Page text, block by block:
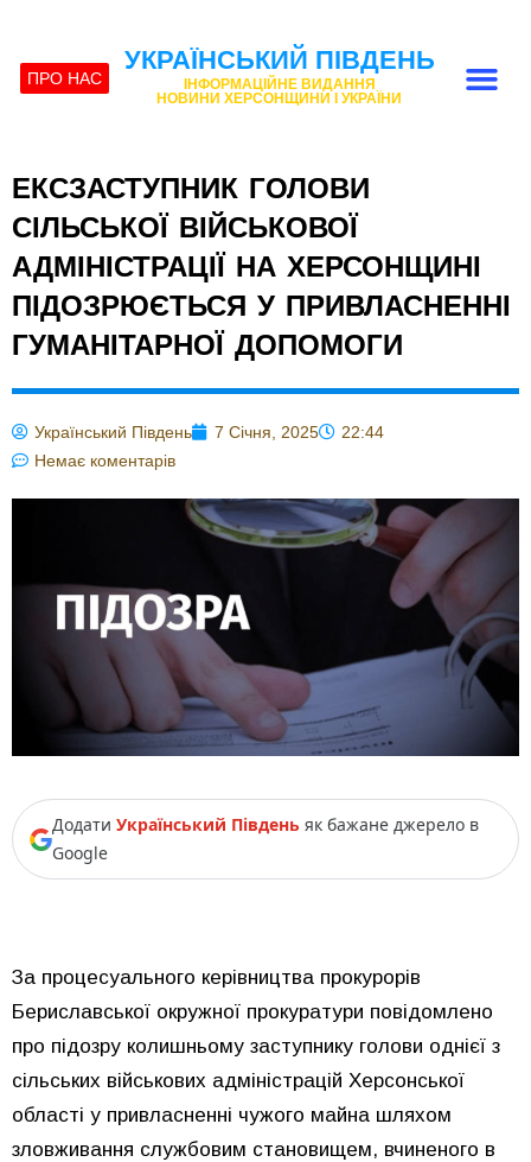
ПРО НАС
УКРАЇНСЬКИЙ ПІВДЕНЬ
ІНФОРМАЦІЙНЕ ВИДАННЯ
НОВИНИ ХЕРСОНЩИНИ І УКРАЇНИ
ЕКСЗАСТУПНИК ГОЛОВИ
СІЛЬСЬКОЇ ВІЙСЬКОВОЇ
АДМІНІСТРАЦІЇ НА ХЕРСОНЩИНІ
ПІДОЗРЮЄТЬСЯ У ПРИВЛАСНЕННІ
ГУМАНІТАРНОЇ ДОПОМОГИ
Український Південь 7 Січня, 2025
22:44
Немає коментарів
Додати Український Південь як бажане джерело в
Google
За процесуального керівництва прокурорів
Бериславської окружної прокуратури повідомлено
про підозру колишньому заступнику голови однієї з
сільських військових адміністрацій Херсонської
області у привласненні чужого майна шляхом
зловживання службовим становищем, вчиненого в